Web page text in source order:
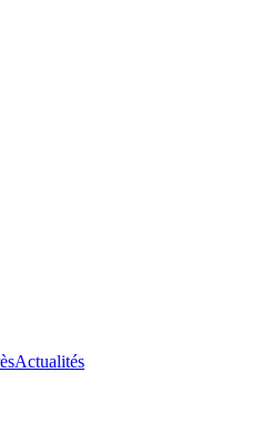
Actualités